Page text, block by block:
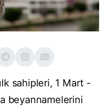
sahipleri, 1 Mart -
beyannamelerini